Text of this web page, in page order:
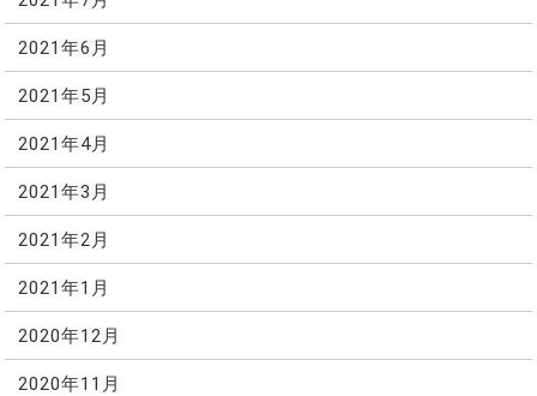
2021年6月
2021年5月
2021年4月
2021年3月
2021年2月
2021年1月
2020年12月
2020年11月